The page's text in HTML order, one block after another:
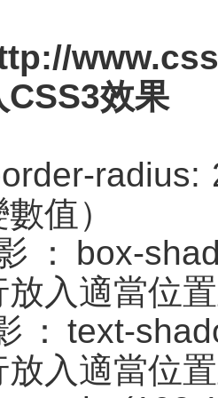
CSS3效果
值）
：box-
放入適當位
：text-
放入適當位